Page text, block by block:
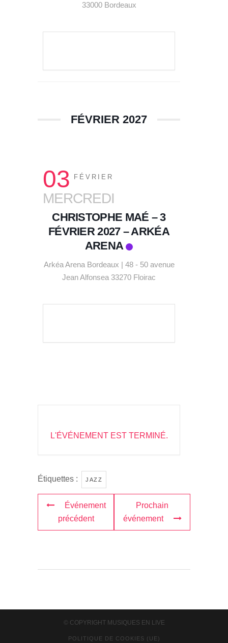
33000 Bordeaux
FÉVRIER 2027
03 FÉVRIER
MERCREDI
CHRISTOPHE MAÉ – 3
FÉVRIER 2027 – ARKÉA
ARENA
Arkéa Arena Bordeaux | 48 - 50 avenue
Jean Alfonsea 33270 Floirac
L'ÉVÉNEMENT EST TERMINÉ.
Étiquettes : JAZZ
Événement
précédent
Prochain
événement
© COPYRIGHT MUSIQUES EN LIVE
POLITIQUE DE COOKIES (UE)